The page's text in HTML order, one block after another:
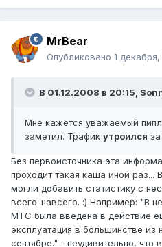
MrBear
Опубликовано 1
В 01.12.2008 в 20:15,
Мне кажется уважаемый
заметил. Трафик утроился
Без первоисточника эта
проходит такая каша иной раз...
могли добавить статистику с
всего-навсего. :) Например: "В
МТС была введена в действие
эксплуатация в большинстве из
сентябре." - неудивительно, что